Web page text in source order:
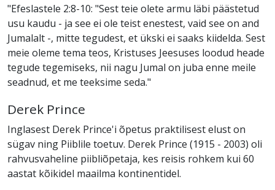
"Efeslastele 2:8-10: "Sest teie olete armu läbi päästetud
usu kaudu - ja see ei ole teist enestest, vaid see on and
Jumalalt -, mitte tegudest, et ükski ei saaks kiidelda. Sest
meie oleme tema teos, Kristuses Jeesuses loodud heade
tegude tegemiseks, nii nagu Jumal on juba enne meile
seadnud, et me teeksime seda."
Derek Prince
Inglasest Derek Prince'i õpetus praktilisest elust on
sügav ning Piiblile toetuv. Derek Prince (1915 - 2003) oli
rahvusvaheline piibliõpetaja, kes reisis rohkem kui 60
aastat kõikidel maailma kontinentidel.